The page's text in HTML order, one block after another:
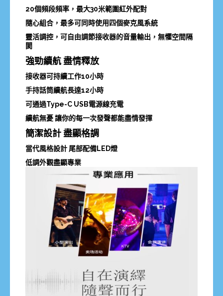
20個頻段頻率，最大30米範圍紅外配對
隨心組合，最多可同時使用四個麥克風系統
靈活調控，可自由調節接收器的音量輸出，無懼空間隔
閡
強勁續航 盡情釋放
接收器可持續工作10小時
手持話筒續航長達12小時
可通過Type-C USB電源線充電
續航無憂 讓你的每一次發聲都能盡情發揮
簡潔設計 盡顯格調
當代風格設計 尾部配備LED燈
低調外觀盡顯專業